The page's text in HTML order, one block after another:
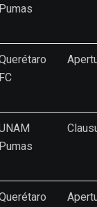
Pumas
FC
Pumas